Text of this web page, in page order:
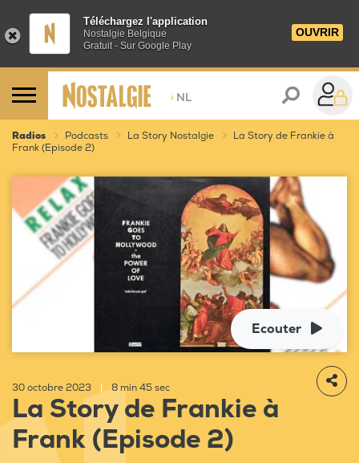
Téléchargez l'application
Nostalgie Belgique
Gratuit - Sur Google Play
OUVRIR
> NL
Radios Podcasts La Story Nostalgie
La Story de Frankie à
Frank (Episode 2)
Ecouter
30 octobre 2023 8 min 45 sec
La Story de Frankie à
Frank (Episode 2)